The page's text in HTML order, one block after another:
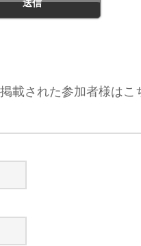
載された参加者様はこ